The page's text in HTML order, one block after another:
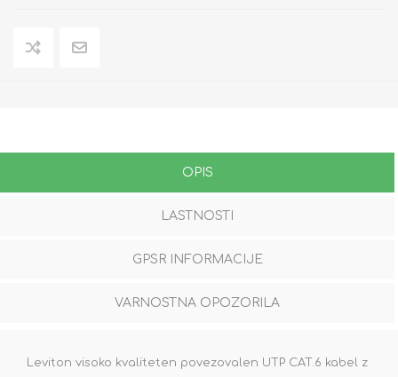
OPIS
LASTNOSTI
GPSR INFORMACIJE
VARNOSTNA OPOZORILA
Leviton visoko kvaliteten povezovalen UTP CAT.6 kabel z